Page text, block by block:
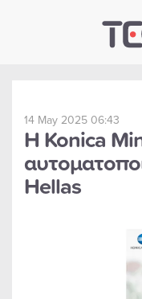
Skip to main
14 May 2025 06:43
Η Konica
Hellas